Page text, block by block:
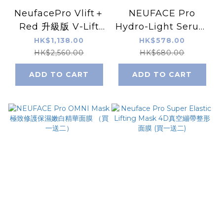
NeufacePro Vlift＋
Red 升級版 V-Lift
Plus 凹凸洞救星
HK$1,138.00
HK$2,560.00
ADD TO CART
NEUFACE Pro
Hydro-Light Serum
注水王水潤精華 （皇
牌1）
HK$578.00
HK$680.00
ADD TO CART